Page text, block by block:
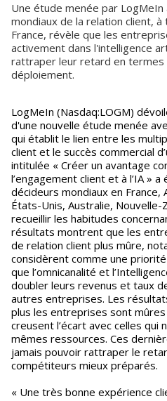
Une étude menée par
mondiaux de la relation client,
France, révèle que les
activement dans l'intelligence
rattraper leur retard en termes
déploiement.
LogMeIn (Nasdaq:LOGM) dévoile aujourd'hui les résultats
d'une nouvelle étude menée
qui établit le lien entre les
client et le succès commercial
intitulée « Créer un avantage
l’engagement client et à l’IA »
décideurs mondiaux en France,
États-Unis, Australie,
recueillir les habitudes
résultats montrent que les
de relation client plus mûre,
considèrent comme une
que l’omnicanalité et
doubler leurs revenus et taux
autres entreprises. Les
plus les entreprises sont
creusent l’écart avec celles qui
mêmes ressources. Ces
jamais pouvoir rattraper le
compétiteurs mieux préparés.
« Une très bonne expérience